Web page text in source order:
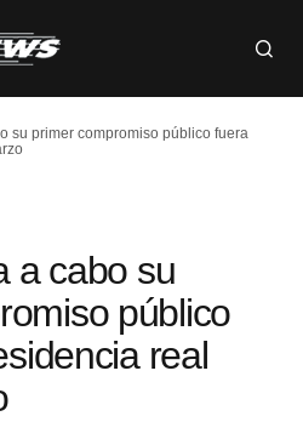
su primer compromiso público fuera
a cabo su
público
real